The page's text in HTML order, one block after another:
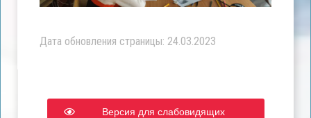
Дата обновления страницы: 24.03.2023
Версия для слабовидящих